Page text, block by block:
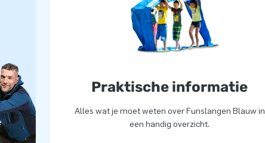
veel vrolijke momenten zorgen.
jaar
voor meer dan 15.000
medewerkers) levert unieke
Praktische informatie
Alles wat je moet weten over Funslangen Blauw in
een handig overzicht.